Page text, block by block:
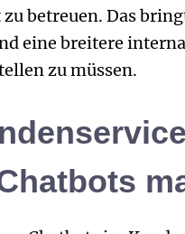
betreuen. Das
eine breitere
zu müssen.